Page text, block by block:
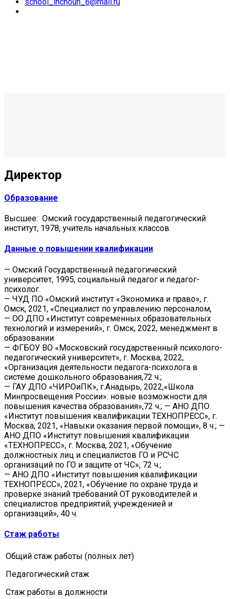
Директор
Образование
Высшее: Омский государственный педагогический
институт, 1978, учитель начальных классов
Данные о повышении квалификации
— Омский Государственный педагогический
университет, 1995, социальный педагог и педагог-
психолог.
— ЧУД ПО «Омский институт «Экономика и право», г.
Омск, 2021, «Специалист по управлению персоналом,
— ОО ДПО «Институт современных образовательных
технологий и измерений», г. Омск, 2022, менеджмент в
образовании.
— ФГБОУ ВО «Московский государственный психолого-
педагогический университет», г. Москва, 2022,
«Организация деятельности педагога-психолога в
системе дошкольного образования,72 ч.;
— ГАУ ДПО «ЧИРОиПК», г.Анадырь, 2022,«Школа
Минпросвещения России»: новые возможности для
повышения качества образования»,72 ч.; — АНО ДПО
«Институт повышения квалификации ТЕХНОПРЕСС», г.
Москва, 2021, «Навыки оказания первой помощи», 8 ч.; —
АНО ДПО «Институт повышения квалификации
«ТЕХНОПРЕСС», г. Москва, 2021, «Обучение
должностных лиц и специалистов ГО и РСЧС
организаций по ГО и защите от ЧС», 72 ч.;
— АНО ДПО «Институт повышения квалификации
ТЕХНОПРЕСС», 2021, «Обучение по охране труда и
проверке знаний требований ОТ руководителей и
специалистов предприятий, учрежденией и
организаций», 40 ч.
Стаж работы
Общий стаж работы (полных лет)
Педагогический стаж
Стаж работы в должности